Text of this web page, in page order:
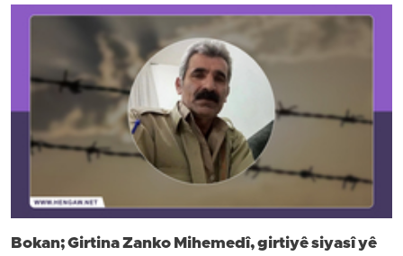
Bokan; Girtina Zanko Mihemedî, girtiyê siyasî yê